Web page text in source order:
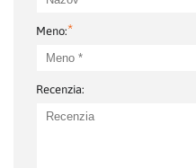
Meno:*
Recenzia: